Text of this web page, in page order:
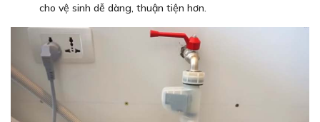
cho vệ sinh dễ dàng, thuận tiện hơn.